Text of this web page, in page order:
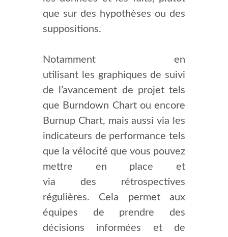
que sur des hypothèses ou des
suppositions.
Notamment en
utilisant les graphiques de suivi
de l’avancement de projet tels
que Burndown Chart ou encore
Burnup Chart, mais aussi via les
indicateurs de performance tels
que la vélocité que vous pouvez
mettre en place et
via des rétrospectives
régulières. Cela permet aux
équipes de prendre des
décisions informées et de